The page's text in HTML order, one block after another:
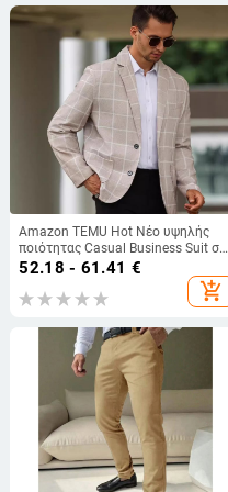
Amazon TEMU Hot Νέο υψηλής
ποιότητας Casual Business Suit σε
απόθεμα Προϊόντα Αποστολή
αυθημερόν Ανδρικό κοστούμι
52.18 - 61.41 €
add_shopping_cart